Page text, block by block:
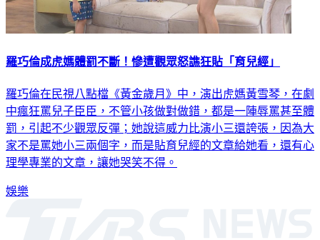
羅巧倫成虎媽體罰不斷！慘遭觀眾怒譙狂貼「育兒經」
羅巧倫在民視八點檔《黃金歲月》中，演出虎媽黃雪琴，在劇
中瘋狂罵兒子臣臣，不管小孩做對做錯，都是一陣辱罵甚至體
罰，引起不少觀眾反彈；她說這威力比演小三還誇張，因為大
家不是罵她小三兩個字，而是貼育兒經的文章給她看，還有心
理學專業的文章，讓她哭笑不得。
娛樂